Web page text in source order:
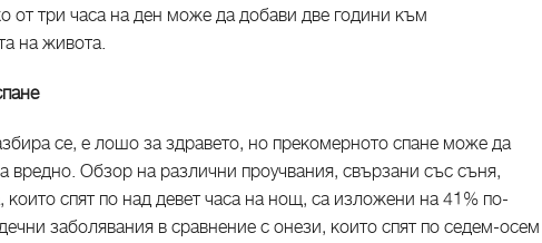
от три часа на ден може да добави две години към
на живота.
се, е лошо за здравето, но прекомерното спане може да
вредно. Обзор на различни проучвания, свързани със съня,
които спят по над девет часа на нощ, са изложени на 41% по-
заболявания в сравнение с онези, които спят по седем-осем